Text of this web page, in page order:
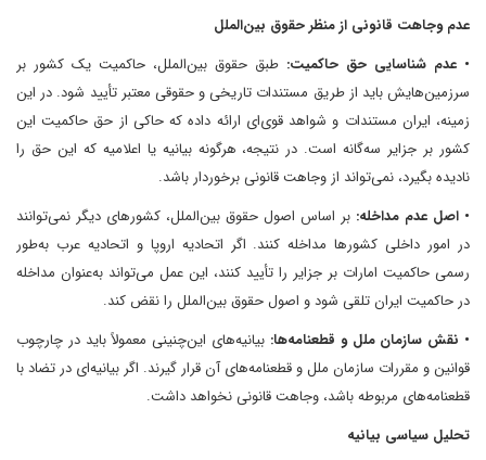
عدم وجاهت قانونی از منظر حقوق بین‌الملل
• عدم شناسایی حق حاکمیت: طبق حقوق بین‌الملل، حاکمیت یک کشور بر
سرزمین‌هایش باید از طریق مستندات تاریخی و حقوقی معتبر تأیید شود. در این
زمینه، ایران مستندات و شواهد قوی‌ای ارائه داده که حاکی از حق حاکمیت این
کشور بر جزایر سه‌گانه است. در نتیجه، هرگونه بیانیه یا اعلامیه که این حق را
نادیده بگیرد، نمی‌تواند از وجاهت قانونی برخوردار باشد.
• اصل عدم مداخله: بر اساس اصول حقوق بین‌الملل، کشورهای دیگر نمی‌توانند
در امور داخلی کشورها مداخله کنند. اگر اتحادیه اروپا و اتحادیه عرب به‌طور
رسمی حاکمیت امارات بر جزایر را تأیید کنند، این عمل می‌تواند به‌عنوان مداخله
در حاکمیت ایران تلقی شود و اصول حقوق بین‌الملل را نقض کند.
• نقش سازمان ملل و قطعنامه‌ها: بیانیه‌های این‌چنینی معمولاً باید در چارچوب
قوانین و مقررات سازمان ملل و قطعنامه‌های آن قرار گیرند. اگر بیانیه‌ای در تضاد با
قطعنامه‌های مربوطه باشد، وجاهت قانونی نخواهد داشت.
تحلیل سیاسی بیانیه